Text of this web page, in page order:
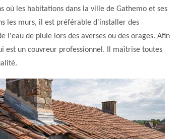
les habitations dans la ville de Gathemo et ses
les murs, il est préférable d'installer des
l'eau de pluie lors des averses ou des orages. Afin
est un couvreur professionnel. Il maîtrise toutes